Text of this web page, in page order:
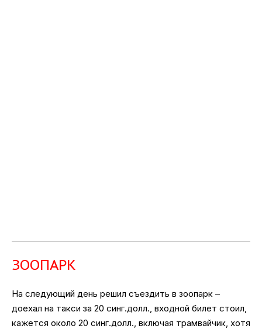
ЗООПАРК
На следующий день решил съездить в зоопарк –
доехал на такси за 20 синг.долл., входной билет стоил,
кажется около 20 синг.долл., включая трамвайчик, хотя